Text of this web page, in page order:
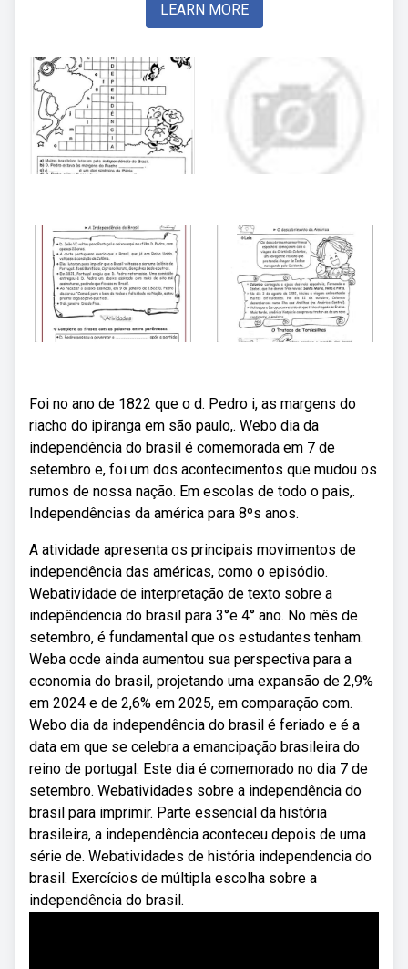
LEARN MORE
Foi no ano de 1822 que o d. Pedro i, as margens do
riacho do ipiranga em são paulo,. Webo dia da
independência do brasil é comemorada em 7 de
setembro e, foi um dos acontecimentos que mudou os
rumos de nossa nação. Em escolas de todo o pais,.
Independências da américa para 8ºs anos.
A atividade apresenta os principais movimentos de
independência das américas, como o episódio.
Webatividade de interpretação de texto sobre a
indepêndencia do brasil para 3°e 4° ano. No mês de
setembro, é fundamental que os estudantes tenham.
Weba ocde ainda aumentou sua perspectiva para a
economia do brasil, projetando uma expansão de 2,9%
em 2024 e de 2,6% em 2025, em comparação com.
Webo dia da independência do brasil é feriado e é a
data em que se celebra a emancipação brasileira do
reino de portugal. Este dia é comemorado no dia 7 de
setembro. Webatividades sobre a independência do
brasil para imprimir. Parte essencial da história
brasileira, a independência aconteceu depois de uma
série de. Webatividades de história independencia do
brasil. Exercícios de múltipla escolha sobre a
independência do brasil.